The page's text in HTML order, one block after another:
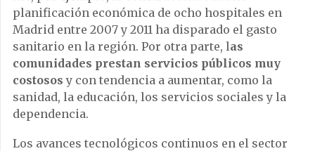
planificación económica de ocho hospitales en
Madrid entre 2007 y 2011 ha disparado el gasto
sanitario en la región. Por otra parte, las
comunidades prestan servicios públicos muy
costosos y con tendencia a aumentar, como la
sanidad, la educación, los servicios sociales y la
dependencia.
Los avances tecnológicos continuos en el sector